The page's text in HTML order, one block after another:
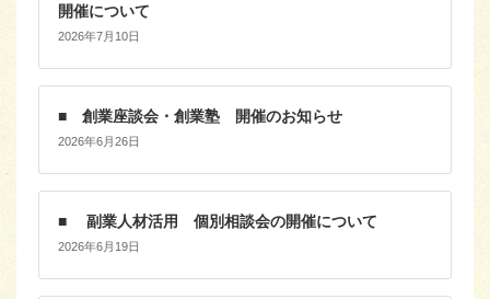
開催について
2026年7月10日
■ 創業座談会・創業塾 開催のお知らせ
2026年6月26日
■ 副業人材活用 個別相談会の開催について
2026年6月19日